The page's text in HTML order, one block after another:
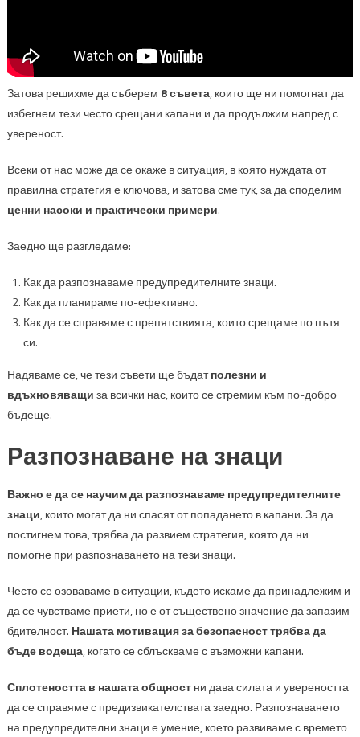
Затова решихме да съберем 8 съвета, които ще ни помогнат да
избегнем тези често срещани капани и да продължим напред с
увереност.
Всеки от нас може да се окаже в ситуация, в която нуждата от
правилна стратегия е ключова, и затова сме тук, за да споделим
ценни насоки и практически примери.
Заедно ще разгледаме:
Как да разпознаваме предупредителните знаци.
Как да планираме по-ефективно.
Как да се справяме с препятствията, които срещаме по пътя
си.
Надяваме се, че тези съвети ще бъдатполезни и
вдъхновяващиза всички нас, които се стремим към по-добро
бъдеще.
Разпознаване на знаци
Важно е да се научим да разпознаваме предупредителните
знаци, които могат да ни спасят от попадането в капани. За да
постигнем това, трябва да развием стратегия, която да ни
помогне при разпознаването на тези знаци.
Често се озоваваме в ситуации, където искаме да принадлежим и
да се чувстваме приети, но е от съществено значение да запазим
бдителност. Нашата мотивация за безопасност трябва да
бъде водеща, когато се сблъскваме с възможни капани.
Сплотеността в нашата общностни дава силата и увереността
да се справяме с предизвикателствата заедно. Разпознаването
на предупредителни знаци е умение, което развиваме с времето